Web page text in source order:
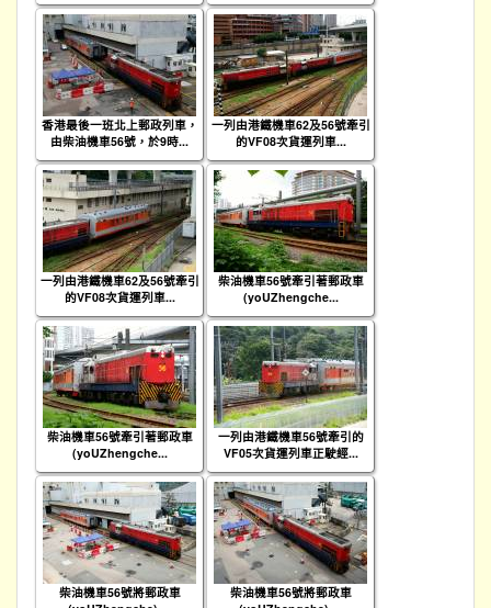
香港最後一班北上郵政列車，
由柴油機車56號，於9時...
一列由港鐵機車62及56號牽引
的VF08次貨運列車...
一列由港鐵機車62及56號牽引
的VF08次貨運列車...
柴油機車56號牽引著郵政車
(yoUZhengche...
柴油機車56號牽引著郵政車
(yoUZhengche...
一列由港鐵機車56號牽引的
VF05次貨運列車正駛經...
柴油機車56號將郵政車
柴油機車56號將郵政車